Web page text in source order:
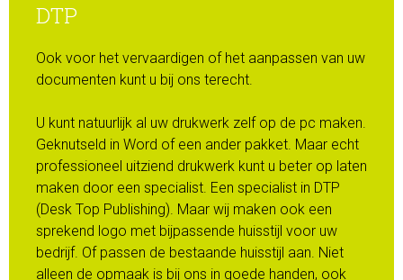
DTP
Ook voor het vervaardigen of het aanpassen van uw
documenten kunt u bij ons terecht.
U kunt natuurlijk al uw drukwerk zelf op de pc maken.
Geknutseld in Word of een ander pakket. Maar echt
professioneel uitziend drukwerk kunt u beter op laten
maken door een specialist. Een specialist in DTP
(Desk Top Publishing). Maar wij maken ook een
sprekend logo met bijpassende huisstijl voor uw
bedrijf. Of passen de bestaande huisstijl aan. Niet
alleen de opmaak is bij ons in goede handen, ook